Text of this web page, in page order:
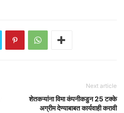
Next article
शेतकऱ्यांना विमा कंपनीकडुन 25 टक्के
अग्रीम देण्याबाबत कार्यवाही करावी